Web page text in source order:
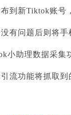
到新Tiktok账号
有问题后则将手
小助理数据采集
流功能将抓取到